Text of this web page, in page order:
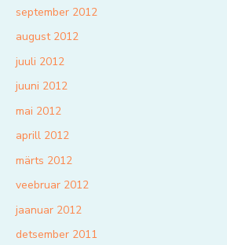
september 2012
august 2012
juuli 2012
juuni 2012
mai 2012
aprill 2012
märts 2012
veebruar 2012
jaanuar 2012
detsember 2011